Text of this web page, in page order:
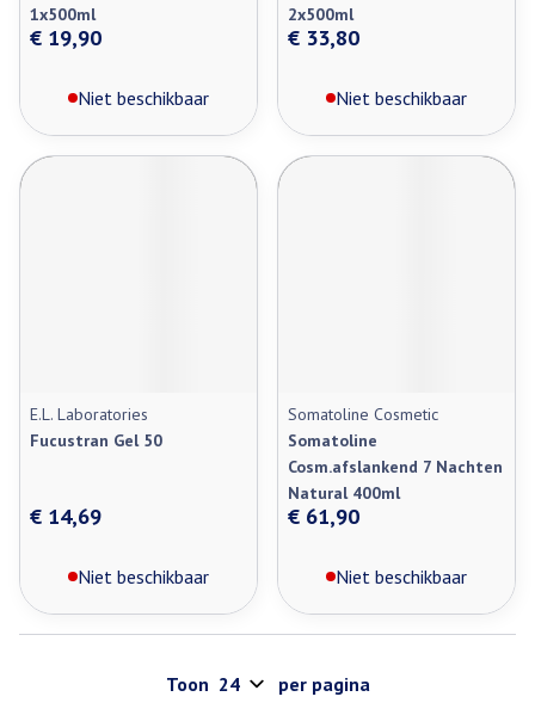
1x500ml
€ 19,90
Niet beschikbaar
2x500ml
€ 33,80
Niet beschikbaar
E.L. Laboratories
Fucustran Gel 50
€ 14,69
Niet beschikbaar
Somatoline Cosmetic
Somatoline
Cosm.afslankend 7 Nachten
Natural 400ml
€ 61,90
Niet beschikbaar
Toon per pagina